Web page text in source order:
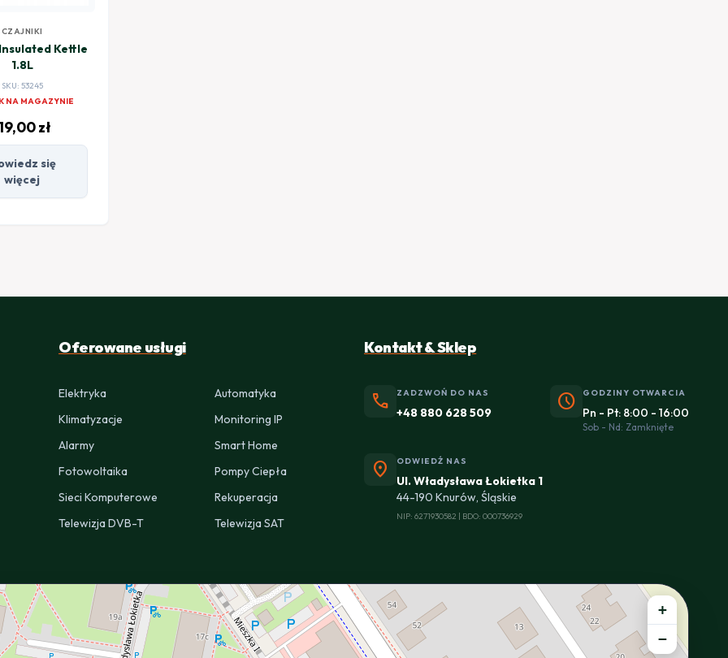
CZAJNIKI
Kettle
1.8L
SKU: 53245
NA MAGAZYNIE
zł
się
więcej
Oferowane usługi
Elektryka
Automatyka
Klimatyzacje
Monitoring IP
Alarmy
Smart Home
Fotowoltaika
Pompy Ciepła
Sieci Komputerowe
Rekuperacja
Telewizja DVB-T
Telewizja SAT
Kontakt & Sklep
phone ZADZWOŃ DO NAS
+48 880 628 509 schedule GODZINY OTWARCIA
Pn - Pt: 8:00 - 16:00
Sob - Nd: Zamknięte
location_on ODWIEDŹ NAS
Ul. Władysława Łokietka 1
44-190 Knurów, Śląskie
NIP: 6271930582 | BDO: 000736929
+
−